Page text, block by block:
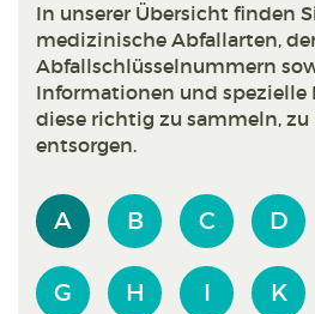
In unserer Übersicht finden
medizinische Abfallarten,
Abfallschlüsselnummern
Informationen und spezielle
diese richtig zu sammeln, zu
entsorgen.
A B C D
G H I K